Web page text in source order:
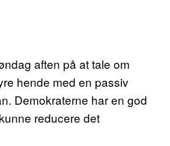
aften på at tale om
hende med en passiv
Demokraterne har en god
reducere det